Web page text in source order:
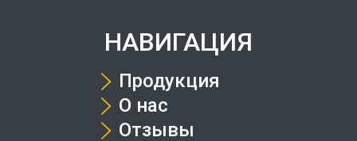
НАВИГАЦИЯ
Продукция
О нас
Отзывы